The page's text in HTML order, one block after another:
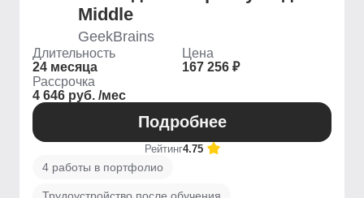
Middle
GeekBrains
Длительность
24 месяца
Цена
167 256 ₽
Рассрочка
4 646 руб. /мес
Подробнее
Рейтинг4.75
4 работы в портфолио